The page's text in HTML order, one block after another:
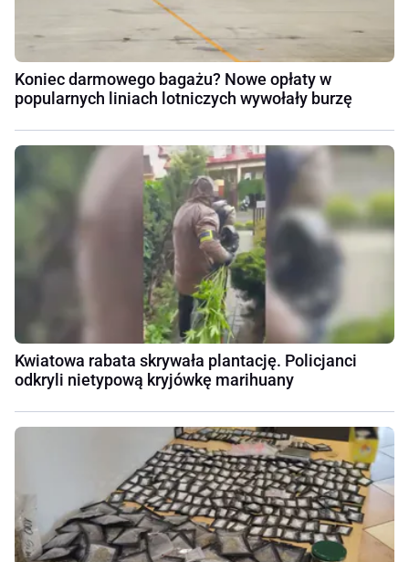
Koniec darmowego bagażu? Nowe opłaty w
popularnych liniach lotniczych wywołały burzę
Kwiatowa rabata skrywała plantację. Policjanci
odkryli nietypową kryjówkę marihuany